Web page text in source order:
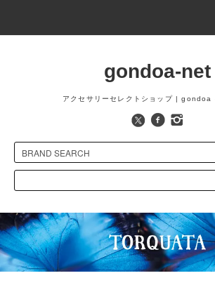
gondoa-net
アクセサリーセレクトショップ | gondoa